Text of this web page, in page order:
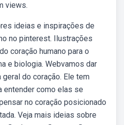
views.
ideias e inspirações de
no pinterest. Ilustrações
coração humano para o
e biologia. Webvamos dar
geral do coração. Ele tem
entender como elas se
no coração posicionado
Veja mais ideias sobre